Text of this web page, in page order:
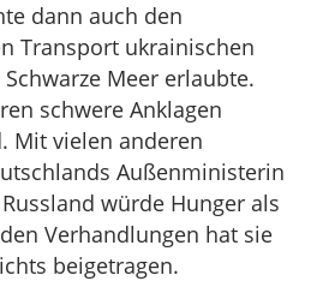
dann auch den
Transport ukrainischen
Meer erlaubte.
schwere Anklagen
Mit vielen anderen
Außenministerin
würde Hunger als
Verhandlungen hat sie
beigetragen.